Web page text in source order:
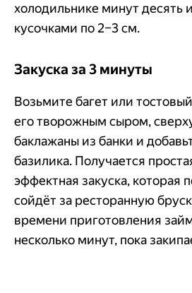
холодильнике минут десять
кусочками по 2–3 см.
Закуска за 3 минуты
Возьмите багет или
его творожным сыром,
баклажаны из банки и
базилика. Получается
эффектная закуска, которая
сойдёт за ресторанную
времени приготовления
несколько минут, пока